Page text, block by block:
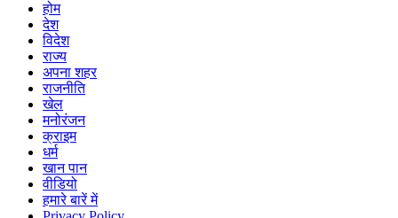
होम
देश
विदेश
राज्य
अपना शहर
राजनीति
खेल
मनोरंजन
क्राइम
धर्म
खान पान
वीडियो
हमारे बारें में